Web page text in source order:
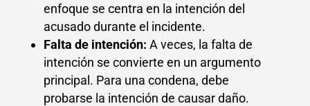
enfoque se centra en la intención del
acusado durante el incidente.
Falta de intención: A veces, la falta de
intención se convierte en un argumento
principal. Para una condena, debe
probarse la intención de causar daño.